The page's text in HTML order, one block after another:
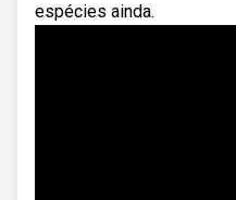
espécies ainda.